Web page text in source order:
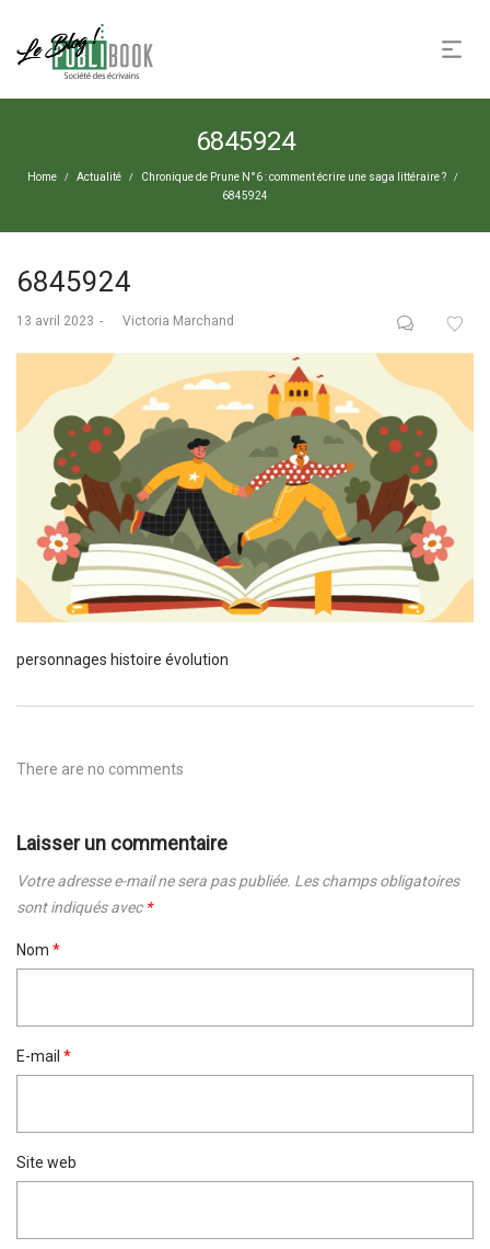
6845924
Home / Actualité / Chronique de Prune N°6 : comment écrire une saga littéraire ? /
6845924
6845924
Posted
13 avril 2023 byVictoria Marchand
personnages histoire évolution
There are no comments
Laisser un commentaire
Votre adresse e-mail ne sera pas publiée. Les champs obligatoires
sont indiqués avec *
Nom *
E-mail *
Site web